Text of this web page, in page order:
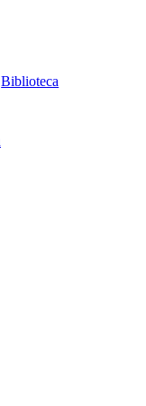
Biblioteca